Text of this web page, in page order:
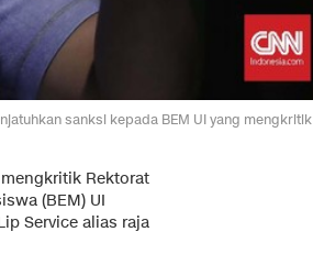
sanksi kepada BEM UI yang mengkritik
Rektorat
(BEM) UI
Service alias raja